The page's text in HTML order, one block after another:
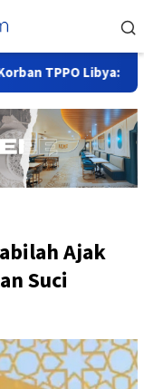
Libya: Terima
Ajak
Suci